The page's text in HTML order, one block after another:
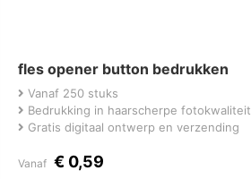
fles opener button bedrukken
Vanaf 250 stuks
Bedrukking in haarscherpe fotokwaliteit
Gratis digitaal ontwerp en verzending
Vanaf € 0,59